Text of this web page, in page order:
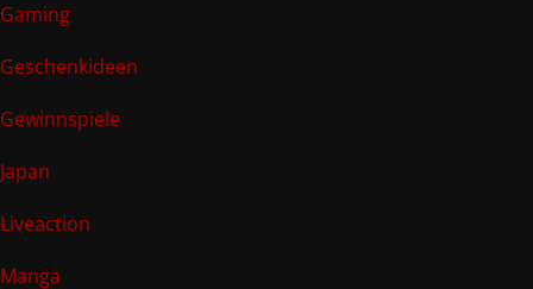
Gaming
Geschenkideen
Gewinnspiele
Japan
Liveaction
Manga